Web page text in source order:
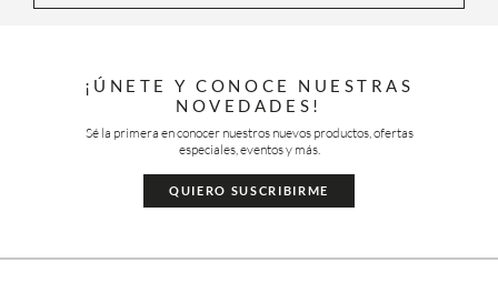
¡ÚNETE Y CONOCE NUESTRAS
NOVEDADES!
Sé la primera en conocer nuestros nuevos productos, ofertas
especiales, eventos y más.
QUIERO SUSCRIBIRME